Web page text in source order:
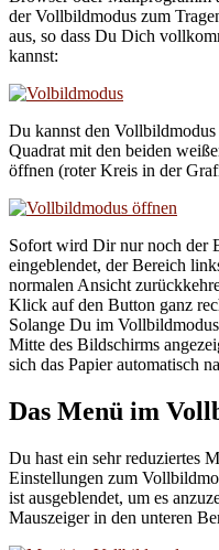
der Vollbildmodus zum
aus, so dass Du Dich
kannst:
Du kannst den
Quadrat mit den beiden
öffnen (roter Kreis in der
Sofort wird Dir nur noch der
eingeblendet, der Bereich
normalen Ansicht
Klick auf den Button ganz
Solange Du im
Mitte des Bildschirms
sich das Papier automatisch
Das Menü im
Du hast ein sehr reduziertes
Einstellungen zum
ist ausgeblendet, um es
Mauszeiger in den unteren